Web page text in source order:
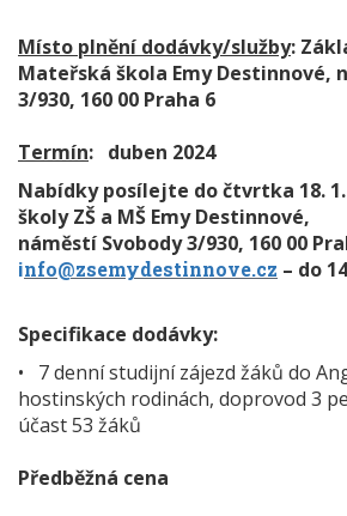
Místo plnění dodávky/služby:
Mateřská škola Emy Destinnové,
3/930, 160 00 Praha 6
Termín: duben 2024
Nabídky posílejte do čtvrtka 18. 1.
školy ZŠ a MŠ Emy Destinnové,
náměstí Svobody 3/930, 160 00
info@zsemydestinnove.cz – do
Specifikace dodávky:
• 7 denní studijní zájezd žáků do
hostinských rodinách, doprovod 3
účast 53 žáků
Předběžná cena